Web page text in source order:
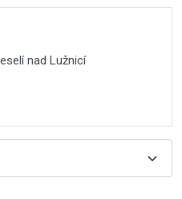
nad Lužnicí